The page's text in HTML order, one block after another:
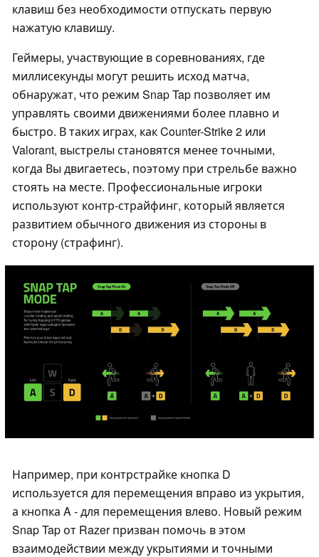
клавиш без необходимости отпускать первую
нажатую клавишу.
Геймеры, участвующие в соревнованиях, где
миллисекунды могут решить исход матча,
обнаружат, что режим Snap Tap позволяет им
управлять своими движениями более плавно и
быстро. В таких играх, как Counter-Strike 2 или
Valorant, выстрелы становятся менее точными,
когда Вы двигаетесь, поэтому при стрельбе важно
стоять на месте. Профессиональные игроки
используют контр-страйфинг, который является
развитием обычного движения из стороны в
сторону (страфинг).
Например, при контрстрайке кнопка D
используется для перемещения вправо из укрытия,
а кнопка A - для перемещения влево. Новый режим
Snap Tap от Razer призван помочь в этом
взаимодействии между укрытиями и точными